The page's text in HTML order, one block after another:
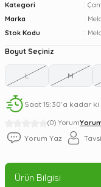
(0) Yorum
Kategori
Marka
Stok Kodu
Boyut Seçiniz
L M
Saat 15:30’a kadar
Yorum Yaz
Ürün Bilgisi